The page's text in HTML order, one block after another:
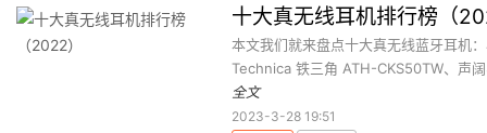
十大真无线耳机排行榜（
本文我们就来盘点十大真无线蓝牙耳机
Technica 铁三角 ATH-CKS50TW、声
全文
2023-3-28 19:51